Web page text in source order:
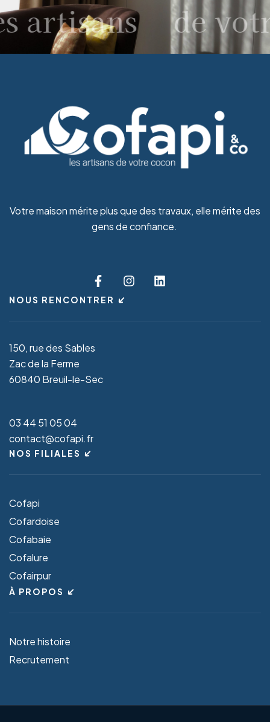
artisans de
Votre maison mérite plus que des travaux, elle mérite des
gens de confiance.
NOUS RENCONTRER
150, rue des Sables
Zac de la Ferme
60840 Breuil-le-Sec
03 44 51 05 04
contact@cofapi.fr
NOS FILIALES
Cofapi
Cofardoise
Cofabaie
Cofalure
Cofairpur
À PROPOS
Notre histoire
Recrutement